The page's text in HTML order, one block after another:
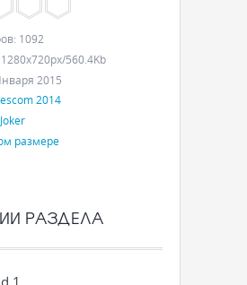
: 1092
1280x720px/560.4Kb
2015
2014
Joker
размере
РАЗДЕЛА
1